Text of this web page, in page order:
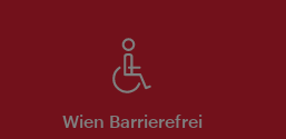
Wien Barrierefrei